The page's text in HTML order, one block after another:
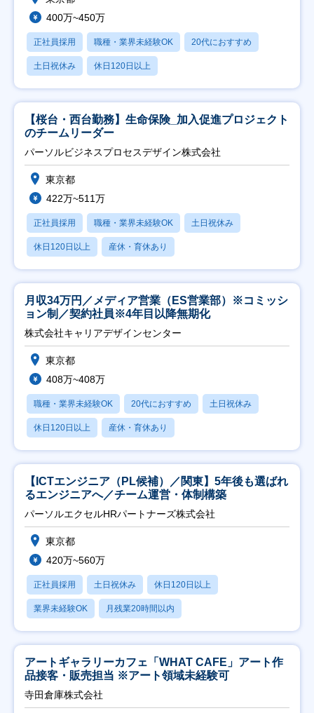
400万~450万
正社員採用 職種・業界未経験OK 20代におすすめ
土日祝休み 休日120日以上
【桜台・西台勤務】生命保険_加入促進プロジェクト
のチームリーダー
パーソルビジネスプロセスデザイン株式会社
東京都
422万~511万
正社員採用 職種・業界未経験OK 土日祝休み
休日120日以上 産休・育休あり
月収34万円／メディア営業（ES営業部）※コミッシ
ョン制／契約社員※4年目以降無期化
株式会社キャリアデザインセンター
東京都
408万~408万
職種・業界未経験OK 20代におすすめ 土日祝休み
休日120日以上 産休・育休あり
【ICTエンジニア（PL候補）／関東】5年後も選ばれ
るエンジニアへ／チーム運営・体制構築
パーソルエクセルHRパートナーズ株式会社
東京都
420万~560万
正社員採用 土日祝休み 休日120日以上
業界未経験OK 月残業20時間以内
アートギャラリーカフェ「WHAT CAFE」アート作
品接客・販売担当 ※アート領域未経験可
寺田倉庫株式会社